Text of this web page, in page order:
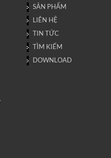
SẢN PHẨM
LIÊN HỆ
TIN TỨC
TÌM KIẾM
DOWNLOAD